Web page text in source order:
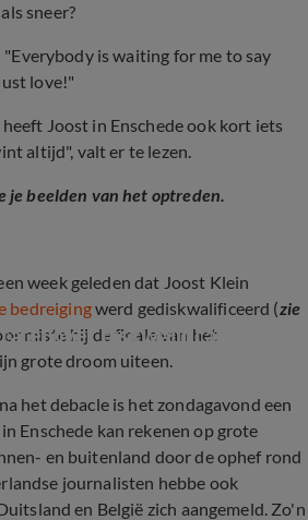
sneer?
is waiting for me to say
love!"
Joost in Enschede ook kort iets
altijd", valt er te lezen.
je beelden van het optreden.
week geleden dat Joost Klein
bedreigingwerd gediskwalificeerd (zie
miste hij de finale van het
grote droom uiteen.
over diskwalificatie
het debacle is het zondagavond een
Enschede kan rekenen op grote
en buitenland door de ophef rond
journalisten hebbe ook
en België zich aangemeld. Zo'n